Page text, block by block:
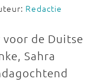
Redactie
de Duitse
Sahra